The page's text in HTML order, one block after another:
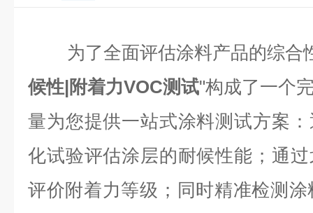
为了全面评估涂料产品的综合
候性|附着力VOC测试"构成了一个
量为您提供一站式涂料测试方案
化试验评估涂层的耐候性能；通
评价附着力等级；同时精准检测